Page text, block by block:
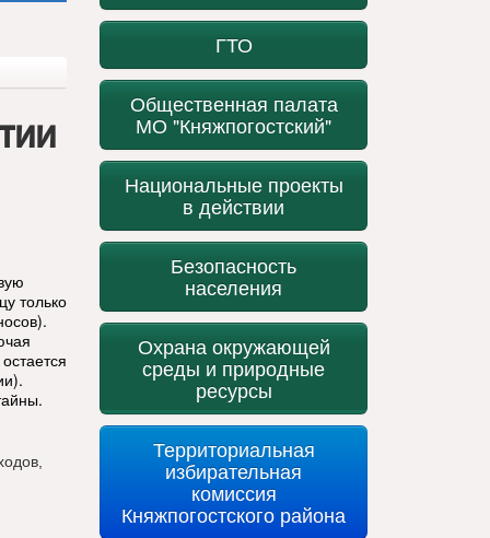
только
ГТО
Общественная палата
МО "Княжпогостский"
Национальные проекты
в действии
Безопасность
населения
Охрана окружающей
среды и природные
ресурсы
Территориальная
избирательная
комиссия
Княжпогостского района